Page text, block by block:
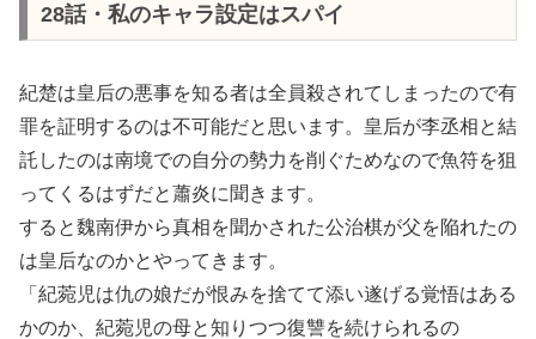
28話・私のキャラ設定はスパイ
紀楚は皇后の悪事を知る者は全員殺されてしまったので有
罪を証明するのは不可能だと思います。皇后が李丞相と結
託したのは南境での自分の勢力を削ぐためなので魚符を狙
ってくるはずだと蕭炎に聞きます。
すると魏南伊から真相を聞かされた公治棋が父を陥れたの
は皇后なのかとやってきます。
「紀菀児は仇の娘だが恨みを捨てて添い遂げる覚悟はある
かのか、紀菀児の母と知りつつ復讐を続けられるの